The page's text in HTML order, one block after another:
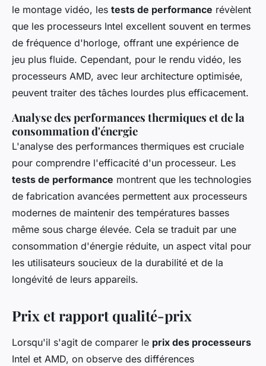
le montage vidéo, les tests de performance révèlent
que les processeurs Intel excellent souvent en termes
de fréquence d'horloge, offrant une expérience de
jeu plus fluide. Cependant, pour le rendu vidéo, les
processeurs AMD, avec leur architecture optimisée,
peuvent traiter des tâches lourdes plus efficacement.
Analyse des performances thermiques et de la
consommation d'énergie
L'analyse des performances thermiques est cruciale
pour comprendre l'efficacité d'un processeur. Les
tests de performance montrent que les technologies
de fabrication avancées permettent aux processeurs
modernes de maintenir des températures basses
même sous charge élevée. Cela se traduit par une
consommation d'énergie réduite, un aspect vital pour
les utilisateurs soucieux de la durabilité et de la
longévité de leurs appareils.
Prix et rapport qualité-prix
Lorsqu'il s'agit de comparer le prix des processeurs
Intel et AMD, on observe des différences